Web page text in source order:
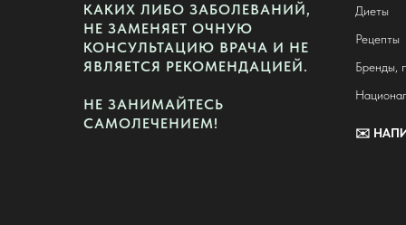
КАКИХ ЛИБО ЗАБОЛЕВАНИЙ,
НЕ ЗАМЕНЯЕТ ОЧНУЮ
КОНСУЛЬТАЦИЮ ВРАЧА И НЕ
ЯВЛЯЕТСЯ РЕКОМЕНДАЦИЕЙ.
НЕ ЗАНИМАЙТЕСЬ
САМОЛЕЧЕНИЕМ!
Диеты
Рецепты
Бренды,
✉️